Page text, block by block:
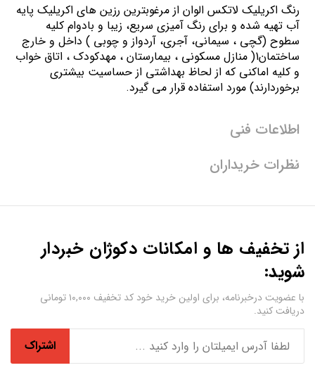
رنگ اكريليك لاتكس الوان از مرغوبترين رزين هاي اكريليك پايه
آب تهيه شده و برای رنگ آمیزی سریع، زیبا و بادوام کلیه
سطوح (گچی ، سیمانی، آجری، آردواز و چوبی ) داخل و خارج
ساختمان1( منازل مسكوني ، بيمارستان ، مهدكودك ، اتاق خواب
و كليه اماكني كه از لحاظ بهداشتي از حساسيت بيشتري
برخوردارند) مورد استفاده قرار می گیرد.
اطلاعات فنی
نظرات خریداران
از تخفیف ها و امکانات دکوژان خبردار
شوید:
با عضویت درخبرنامه، برای اولین خرید خود کد تخفیف ۱۰,۰۰۰ تومانی
دریافت کنید.
اشتراک